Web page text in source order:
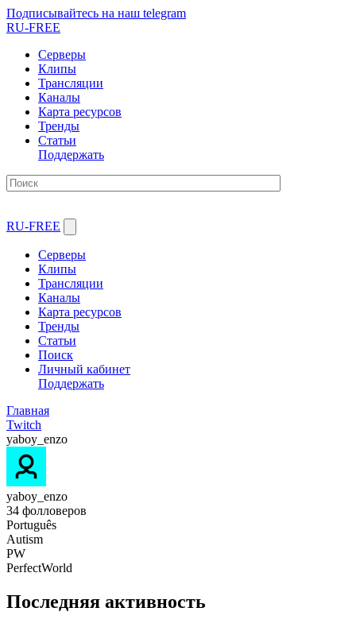
Подписывайтесь на наш telegram
RU-FREE
Серверы
Клипы
Трансляции
Каналы
Карта ресурсов
Тренды
Статьи
Поддержать
RU-FREE
Серверы
Клипы
Трансляции
Каналы
Карта ресурсов
Тренды
Статьи
Поиск
Личный кабинет
Поддержать
Главная
Twitch
yaboy_enzo
yaboy_enzo
34 фолловеров
Português
Autism
PW
PerfectWorld
Последняя активность